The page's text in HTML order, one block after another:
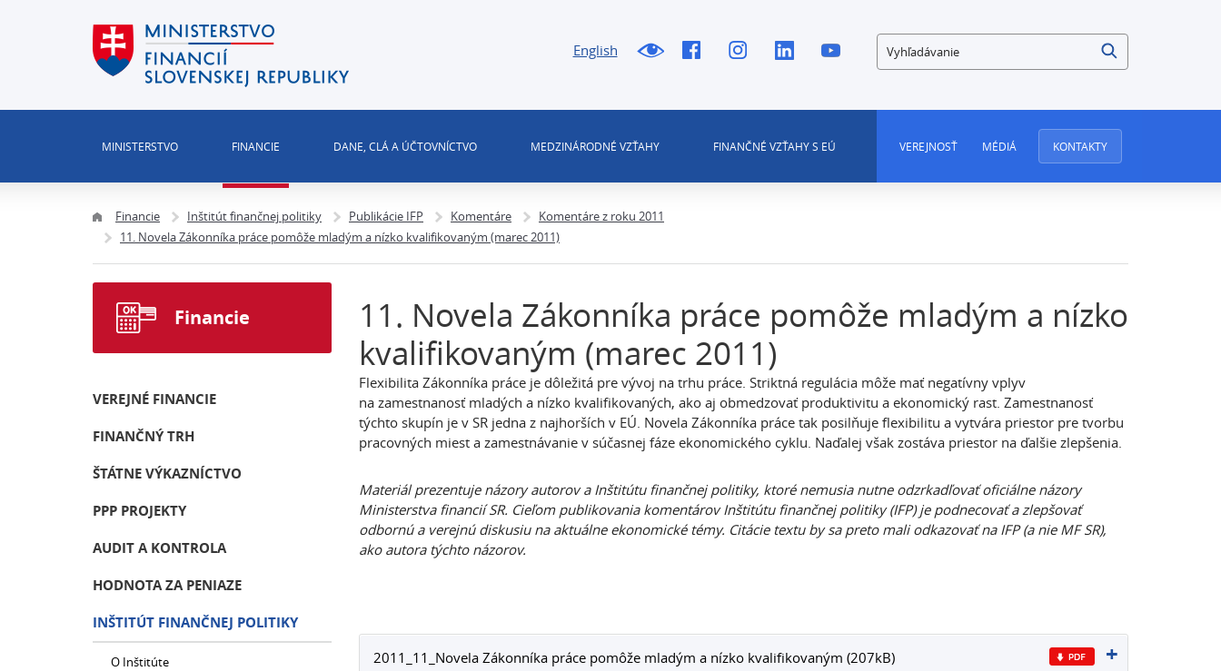
English Vyhľadávanie
MINISTERSTVO FINANCIE DANE, CLÁ A ÚČTOVNÍCTVO MEDZINÁRODNÉ VZŤAHY FINANČNÉ VZŤAHY S EÚ VEREJNOSŤ MÉDIÁ KONTAKTY
Financie Inštitút finančnej politiky Publikácie IFP Komentáre
Komentáre z roku 2011
11. Novela Zákonníka práce pomôže mladým a nízko kvalifikovaným (marec 2011)
11. Novela Zákonníka práce pomôže mladým a nízko
kvalifikovaným (marec 2011)
Flexibilita Zákonníka práce je dôležitá pre vývoj na trhu práce. Striktná regulácia môže mať negatívny vplyv
na zamestnanosť mladých a nízko kvalifikovaných, ako aj obmedzovať produktivitu a ekonomický rast. Zamestnanosť
týchto skupín je v SR jedna z najhorších v EÚ. Novela Zákonníka práce tak posilňuje flexibilitu a vytvára priestor pre tvorbu
pracovných miest a zamestnávanie v súčasnej fáze ekonomického cyklu. Naďalej však zostáva priestor na ďalšie zlepšenia.
Materiál prezentuje názory autorov a Inštitútu finančnej politiky, ktoré nemusia nutne odzrkadľovať oficiálne názory
Ministerstva financií SR. Cieľom publikovania komentárov Inštitútu finančnej politiky (IFP) je podnecovať a zlepšovať
odbornú a verejnú diskusiu na aktuálne ekonomické témy. Citácie textu by sa preto mali odkazovať na IFP (a nie MF SR),
ako autora týchto názorov.
2011_11_Novela Zákonníka práce pomôže mladým a nízko kvalifikovaným (207kB)
Financie
VEREJNÉ FINANCIE
FINANČNÝ TRH
ŠTÁTNE VÝKAZNÍCTVO
PPP PROJEKTY
AUDIT A KONTROLA
HODNOTA ZA PENIAZE
INŠTITÚT FINANČNEJ POLITIKY
O Inštitúte